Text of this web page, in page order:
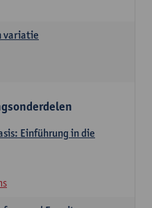
variatie
Einführung in die